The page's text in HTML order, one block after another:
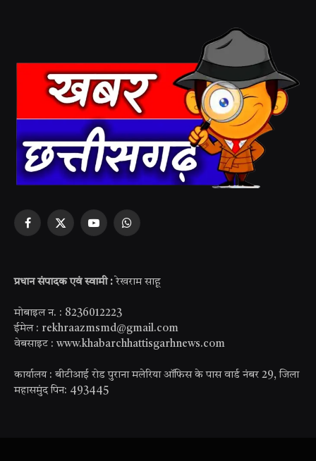
Facebook
X
YouTubeWhatsApp
प्रधान संपादक एवं स्वामी : रेखराम साहू
मोबाइल न. : 8236012223
ईमेल : rekhraazmsmd@gmail.com
वेबसाइट : www.khabarchhattisgarhnews.com
कार्यालय : बीटीआई रोड पुराना मलेरिया ऑफिस के पास वार्ड नंबर 29, जिला
महासमुंद पिन: 493445